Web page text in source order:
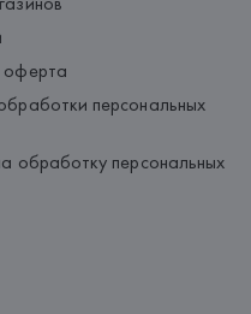
оферта
персональных
обработку персональных